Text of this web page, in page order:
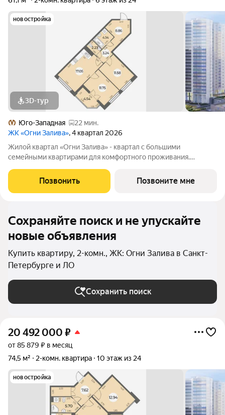
новостройка
3D-тур
Юго-Западная
22 мин.
ЖК «Огни Залива», 4 квартал 2026
Жилой квартал «Огни Залива» - квартал с большими
семейными квартирами для комфортного проживания.
социальная среда. В проекте IV очереди преобладают двух и
Позвонить Позвоните мне
Сохраняйте поиск и не упускайте
новые объявления
Купить квартиру, 2-комн., ЖК: Огни Залива в Санкт-
Петербурге и ЛО
Сохранить поиск
20 492 000 ₽
от 85 879 ₽ в месяц
74,5 м²
2-комн. квартира 10 этаж из 24
новостройка